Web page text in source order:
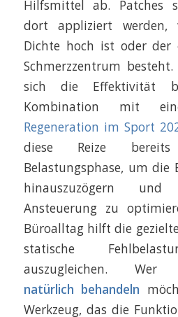
Hilfsmittel ab. Patches
dort appliziert werden,
Dichte hoch ist oder der
Schmerzzentrum
sich die Effektivität
Kombination mit
Regeneration im Sport
diese Reize
Belastungsphase, um die
hinauszuzögern
Ansteuerung zu
Büroalltag hilft die
statische
auszugleichen. Wer
natürlich behandeln
Werkzeug, das die